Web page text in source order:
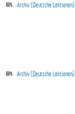
Archiv (Deutsche Lektionen)
Archiv (Deutsche Lektionen)